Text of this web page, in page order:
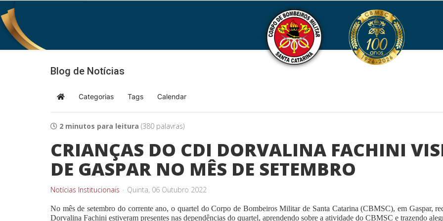
Blog de Notícias
Home Categorias Tags Calendar
2 minutos para leitura (380 palavras)
CRIANÇAS DO CDI DORVALINA FACHINI
DE GASPAR NO MÊS DE SETEMBRO
Notícias Institucionais Quinta, 06 Outubro 2022
No mês de setembro do corrente ano, o quartel do Corpo de Bombeiros Militar de Santa Catarina (CBMSC), em Gaspar,
Dorvalina Fachini estiveram presentes nas dependências do quartel, aprendendo sobre a atividade do CBMSC e trazendo